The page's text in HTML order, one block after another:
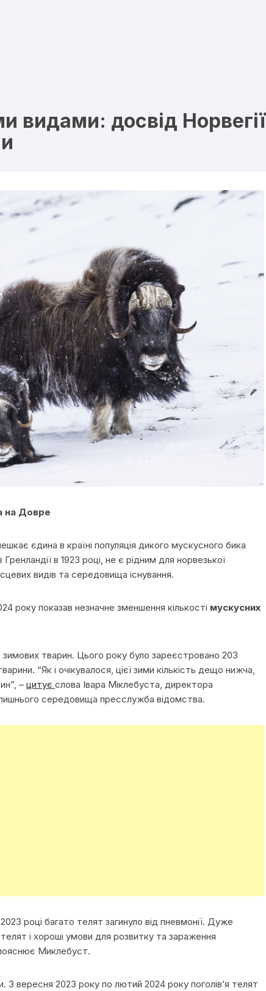
видами: досвід Норвегії
на Довре
єдина в країні популяція дикого мускусного бика
в 1923 році, не є рідним для норвезької
видів та середовища існування.
року показав незначне зменшення кількості мускусних
зимових тварин. Цього року було зареєстровано 203
“Як і очікувалося, цієї зими кількість дещо нижча,
– цитує слова Івара Міклебуста, директора
середовища пресслужба відомства.
році багато телят загинуло від пневмонії. Дуже
і хороші умови для розвитку та зараження
Миклебуст.
З вересня 2023 року по лютий 2024 року поголів’я телят